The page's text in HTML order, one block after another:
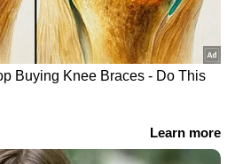
മലയാളത്തിലൂടെ
പ്രിയ ക്രിക്കറ്റ്ടീ
ആവേശകരമായ
കഴിഞ്ഞുള്ള